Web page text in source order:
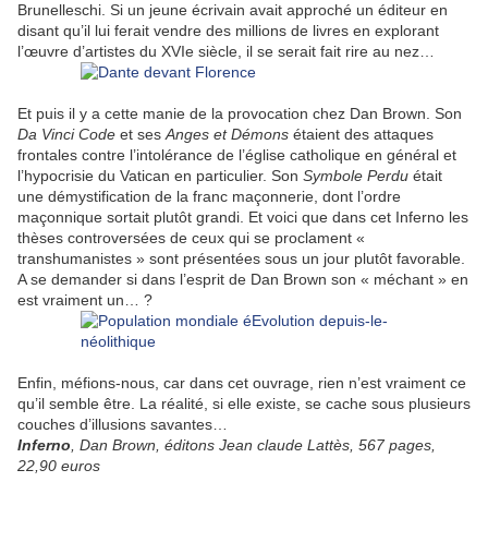
Brunelleschi. Si un jeune écrivain avait approché un éditeur en
disant qu’il lui ferait vendre des millions de livres en explorant
l’œuvre d’artistes du XVIe siècle, il se serait fait rire au nez…
Et puis il y a cette manie de la provocation chez Dan Brown. Son
Da Vinci Code et ses Anges et Démons étaient des attaques
frontales contre l’intolérance de l’église catholique en général et
l’hypocrisie du Vatican en particulier. Son Symbole Perdu était
une démystification de la franc maçonnerie, dont l’ordre
maçonnique sortait plutôt grandi. Et voici que dans cet Inferno les
thèses controversées de ceux qui se proclament «
transhumanistes » sont présentées sous un jour plutôt favorable.
A se demander si dans l’esprit de Dan Brown son « méchant » en
est vraiment un… ?
Enfin, méfions-nous, car dans cet ouvrage, rien n’est vraiment ce
qu’il semble être. La réalité, si elle existe, se cache sous plusieurs
couches d’illusions savantes…
Inferno , Dan Brown, éditons Jean claude Lattès, 567 pages,
22,90 euros